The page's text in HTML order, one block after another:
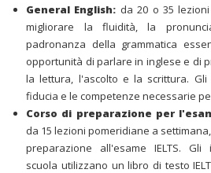
General English: da 20 o 35
migliorare la fluidità, la
padronanza della grammatica
opportunità di parlare in inglese e di
la lettura, l'ascolto e la scrittura.
fiducia e le competenze necessarie
Corso di preparazione per
da 15 lezioni pomeridiane a
preparazione all'esame IELTS.
scuola utilizzano un libro di testo